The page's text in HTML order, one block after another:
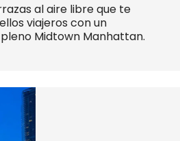
al aire libre que te
viajeros con un
Midtown Manhattan.